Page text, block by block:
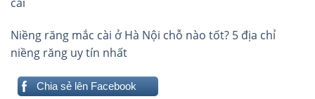
Niềng răng mắc cài ở Hà Nội chỗ nào tốt? 5 địa chỉ
niềng răng uy tín nhất
Chia sẻ lên Facebook